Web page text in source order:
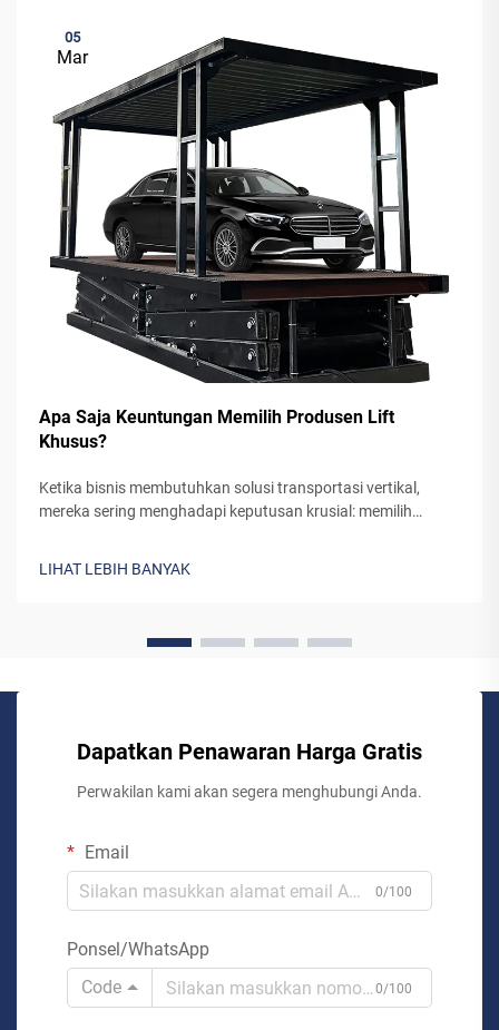
05
Mar
Apa Saja Keuntungan Memilih Produsen Lift
Khusus?
Ketika bisnis membutuhkan solusi transportasi vertikal,
mereka sering menghadapi keputusan krusial: memilih
LIHAT LEBIH BANYAK
Dapatkan Penawaran Harga Gratis
Perwakilan kami akan segera menghubungi Anda.
Email
0/100
Ponsel/WhatsApp
Code
0/100